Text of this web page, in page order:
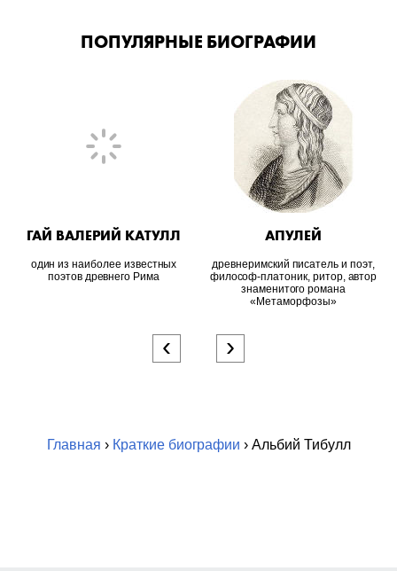
ПОПУЛЯРНЫЕ БИОГРАФИИ
ГАЙ ВАЛЕРИЙ КАТУЛЛ
один из наиболее известных
поэтов древнего Рима
АПУЛЕЙ
древнеримский писатель и поэт,
философ-платоник, ритор, автор
знаменитого романа
«Метаморфозы»
‹ ›
Главная › Краткие биографии › Альбий Тибулл